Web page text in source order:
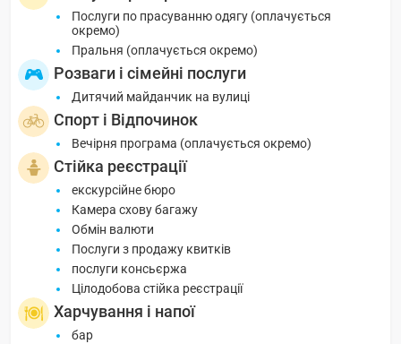
Послуги по прасуванню одягу (оплачується
окремо)
Пральня (оплачується окремо)
Розваги і сімейні послуги
Дитячий майданчик на вулиці
Спорт і Відпочинок
Вечірня програма (оплачується окремо)
Стійка реєстрації
екскурсійне бюро
Камера схову багажу
Обмін валюти
Послуги з продажу квитків
послуги консьєржа
Цілодобова стійка реєстрації
Харчування і напої
бар